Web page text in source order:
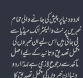
خبریں پرنٹ و الیکٹرانک میڈیا سے
لی جاتی ہیں اس لیے ان خبروں کی
مکمل تصدیق و تائید کے لیے اصل
مآخد سے رجوع لازمی ہے لہذا اردو